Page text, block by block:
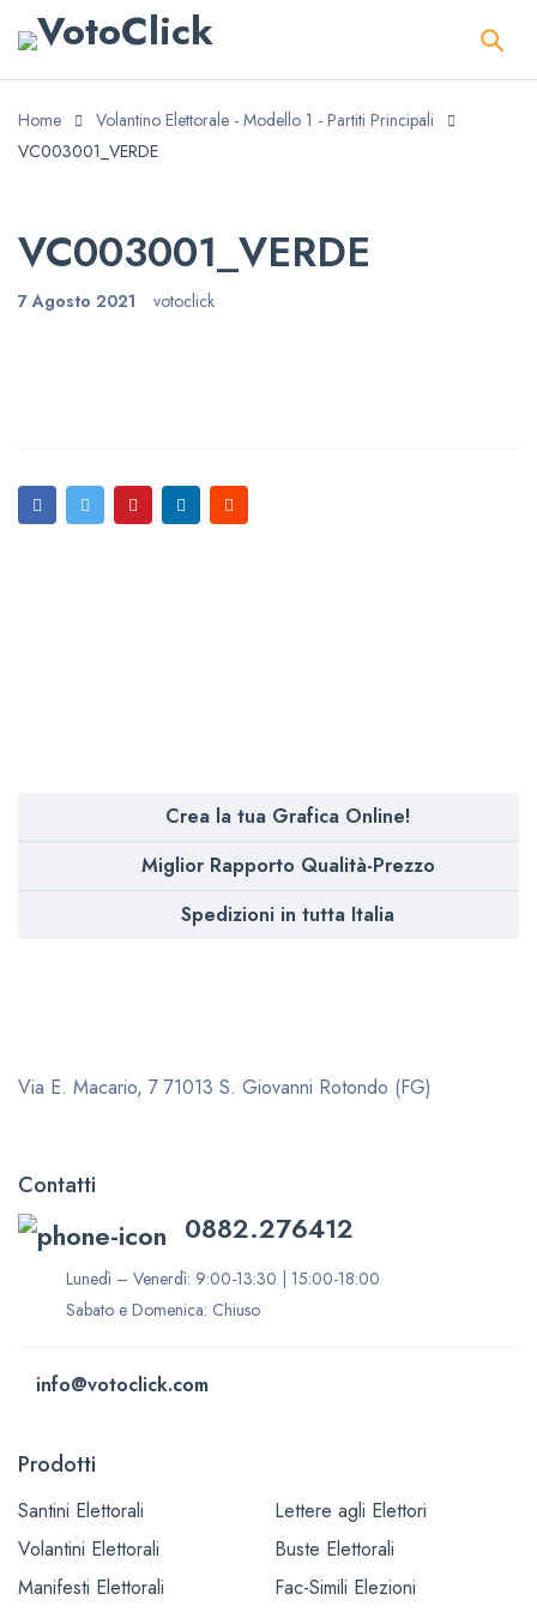
Home
Volantino Elettorale - Modello 1 - Partiti Principali
VC003001_VERDE
VC003001_VERDE
7 Agosto 2021 votoclick
Crea la tua Grafica Online!
Miglior Rapporto Qualità-Prezzo
Spedizioni in tutta Italia
Via E. Macario, 7 71013 S. Giovanni Rotondo (FG)
Contatti
0882.276412
Lunedì – Venerdì: 9:00-13:30 | 15:00-18:00
Sabato e Domenica: Chiuso
info@votoclick.com
Prodotti
Santini Elettorali
Volantini Elettorali
Manifesti Elettorali
Lettere agli Elettori
Buste Elettorali
Fac-Simili Elezioni